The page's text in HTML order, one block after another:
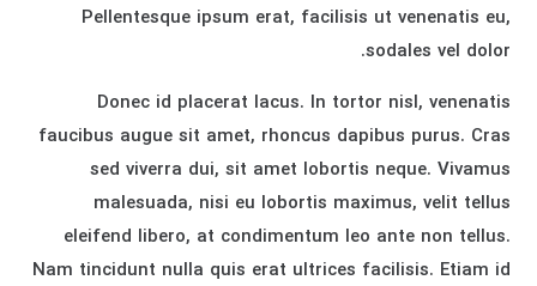
Pellentesque ipsum erat, facilisis ut venenatis eu,
sodales vel dolor.
Donec id placerat lacus. In tortor nisl, venenatis
faucibus augue sit amet, rhoncus dapibus purus. Cras
sed viverra dui, sit amet lobortis neque. Vivamus
malesuada, nisi eu lobortis maximus, velit tellus
eleifend libero, at condimentum leo ante non tellus.
Nam tincidunt nulla quis erat ultrices facilisis. Etiam id